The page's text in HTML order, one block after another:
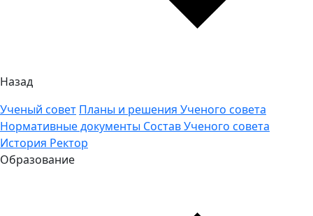
Назад
Ученый совет Планы и решения Ученого совета
Нормативные документы Состав Ученого совета
История Ректор
Образование